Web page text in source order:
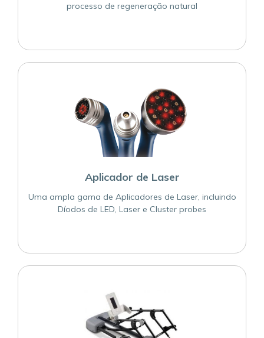
processo de regeneração natural
Aplicador de Laser
Uma ampla gama de Aplicadores de Laser, incluindo
Díodos de LED, Laser e Cluster probes